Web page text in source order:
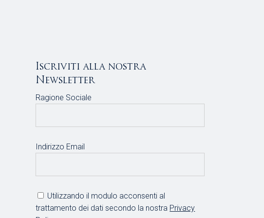
Iscriviti alla nostra
Newsletter
Ragione Sociale
Indirizzo Email
Utilizzando il modulo acconsenti al
trattamento dei dati secondo la nostra Privacy